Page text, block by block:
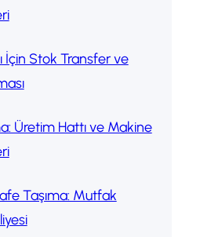
İçin Stok Transfer ve
Üretim Hattı ve Makine
Taşıma: Mutfak